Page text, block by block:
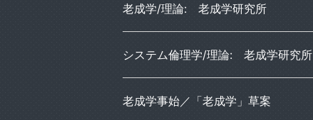
老成学/理論: 老成学研究所
システム倫理学/理論: 老成学研究所
老成学事始／「老成学」草案